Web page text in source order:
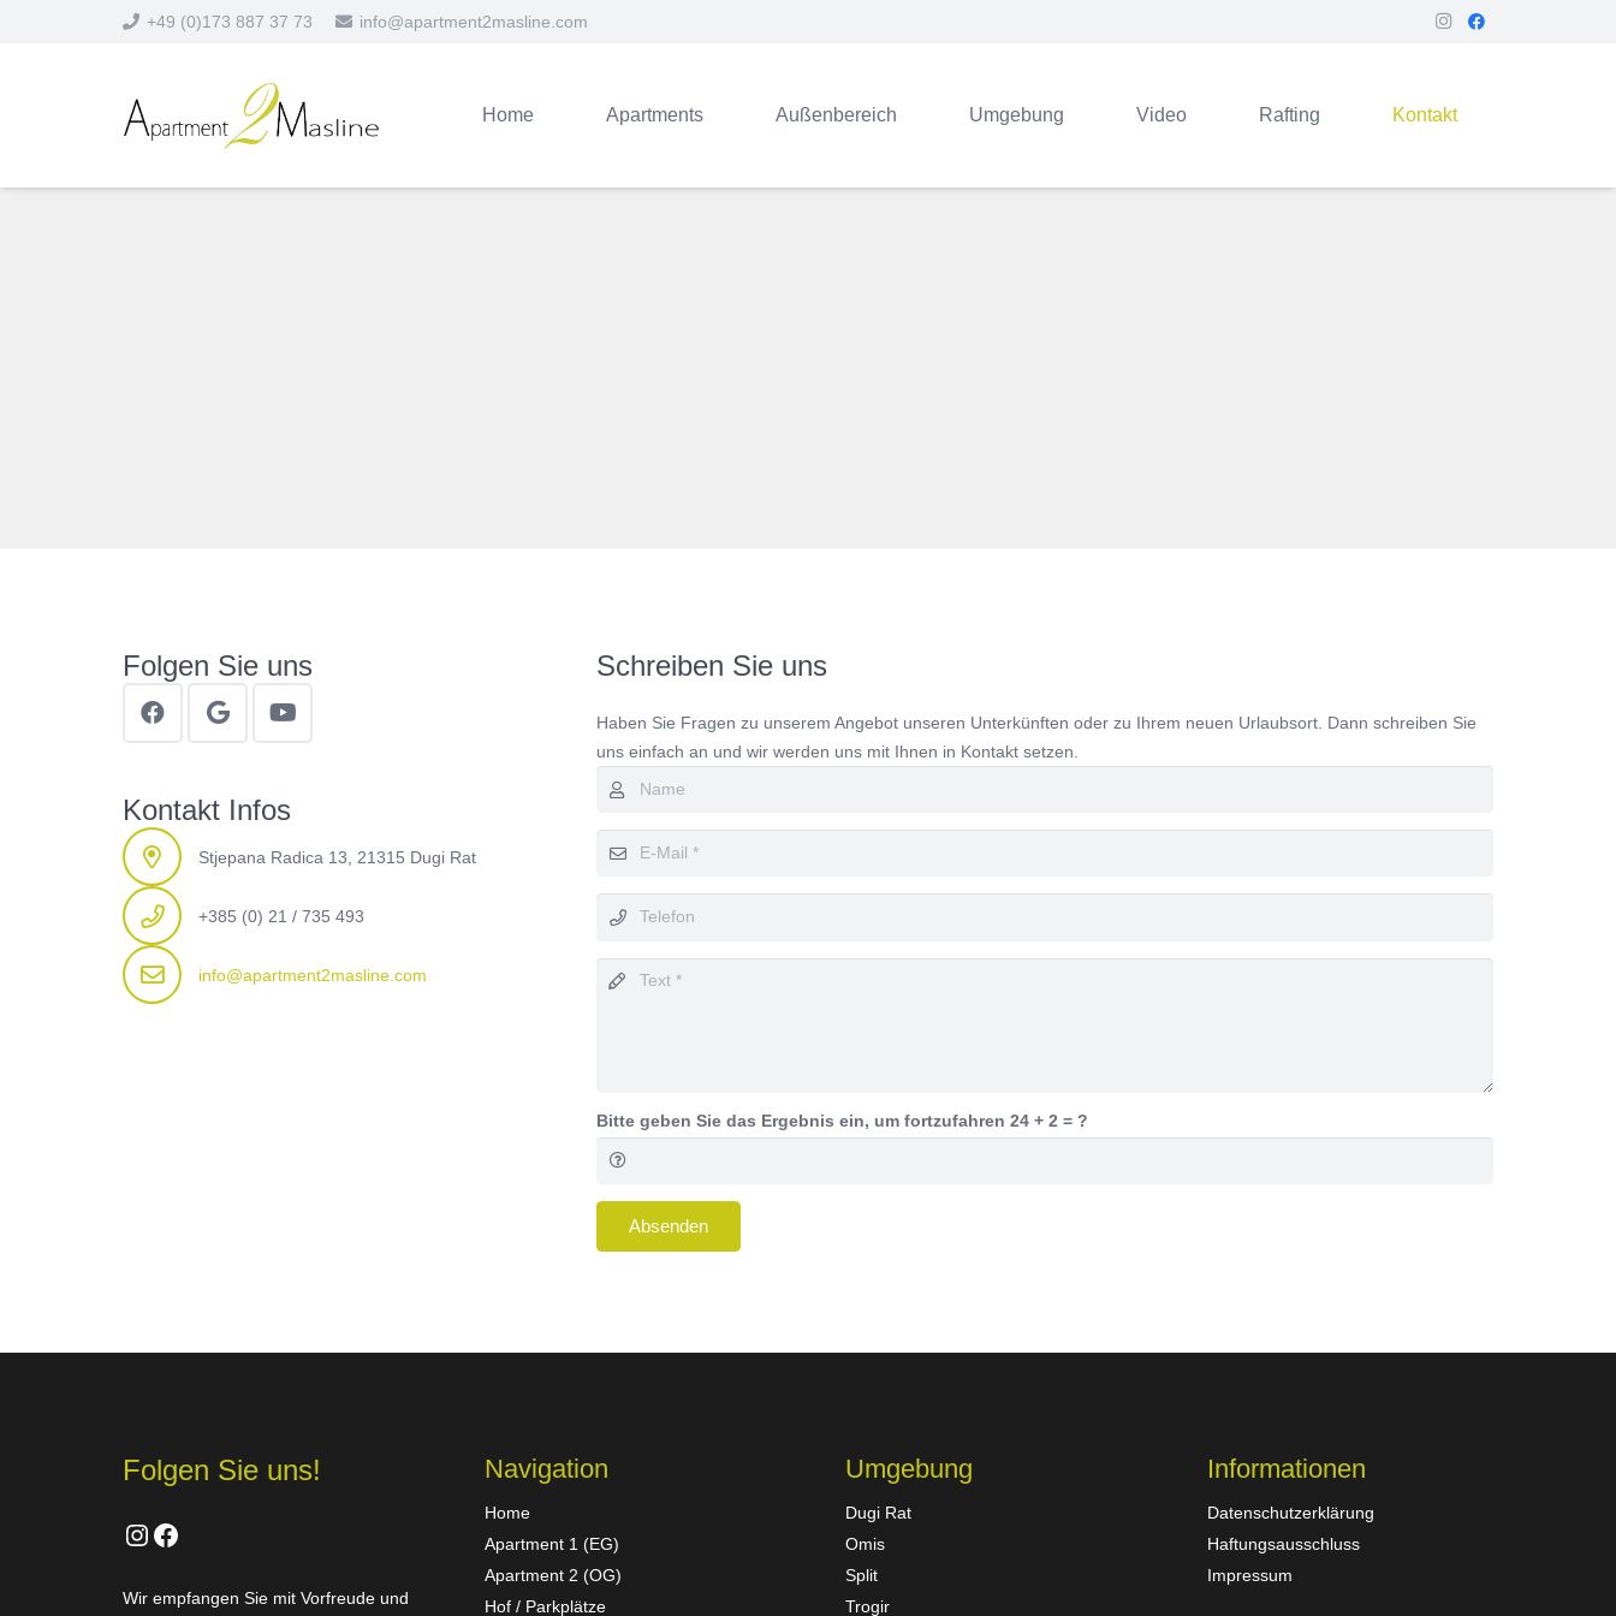
+49 (0)173 887 37 73 info@apartment2masline.com
Home Apartments Außenbereich Umgebung Video Rafting Kontakt
Folgen Sie uns
Kontakt Infos
Stjepana Radica 13, 21315 Dugi Rat
+385 (0) 21 / 735 493
info@apartment2masline.com
Schreiben Sie uns
Haben Sie Fragen zu unserem Angebot unseren Unterkünften oder zu Ihrem neuen Urlaubsort. Dann schreiben Sie
uns einfach an und wir werden uns mit Ihnen in Kontakt setzen.
Bitte geben Sie das Ergebnis ein, um fortzufahren 24 + 2 = ?
Absenden
Folgen Sie uns!
Instagram
Facebook
Wir empfangen Sie mit Vorfreude und
Navigation
Home
Apartment 1 (EG)
Apartment 2 (OG)
Hof / Parkplätze
Umgebung
Dugi Rat
Omis
Split
Trogir
Informationen
Datenschutzerklärung
Haftungsausschluss
Impressum